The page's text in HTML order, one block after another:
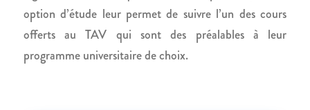
option d’étude leur permet de suivre l’un des cours
offerts au TAV qui sont des préalables à leur
programme universitaire de choix.